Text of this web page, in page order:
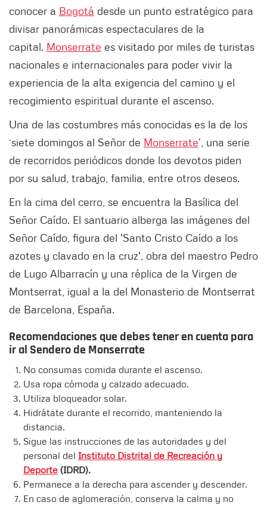
conocer a Bogotá desde un punto estratégico para
divisar panorámicas espectaculares de la
capital. Monserrate es visitado por miles de turistas
nacionales e internacionales para poder vivir la
experiencia de la alta exigencia del camino y el
recogimiento espiritual durante el ascenso.
Una de las costumbres más conocidas es la de los
‘siete domingos al Señor de Monserrate’, una serie
de recorridos periódicos donde los devotos piden
por su salud, trabajo, familia, entre otros deseos.
En la cima del cerro, se encuentra la Basílica del
Señor Caído. El santuario alberga las imágenes del
Señor Caído, figura del 'Santo Cristo Caído a los
azotes y clavado en la cruz', obra del maestro Pedro
de Lugo Albarracín y una réplica de la Virgen de
Montserrat, igual a la del Monasterio de Montserrat
de Barcelona, España.
Recomendaciones que debes tener en cuenta para
ir al Sendero de Monserrate
No consumas comida durante el ascenso.
Usa ropa cómoda y calzado adecuado.
Utiliza bloqueador solar.
Hidrátate durante el recorrido, manteniendo la
distancia.
Sigue las instrucciones de las autoridades y del
personal del Instituto Distrital de Recreación y
Deporte (IDRD).
Permanece a la derecha para ascender y descender.
En caso de aglomeración, conserva la calma y no